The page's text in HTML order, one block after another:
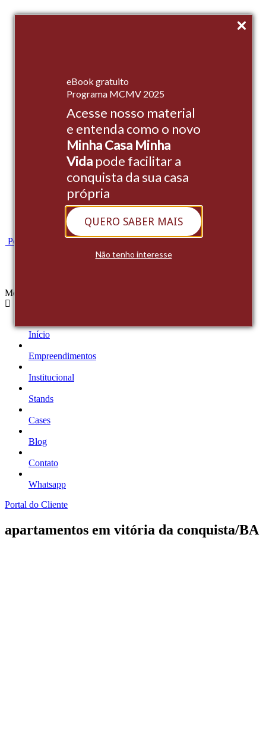
eBook gratuito
Programa MCMV 2025
Acesse nosso material
e entenda como o novo
Minha Casa Minha
Vidapode facilitar a
conquista da sua casa
própria
QUERO SABER MAIS
Não tenho interesse
Empreendimentos
Institucional
Portal do Cliente
Menu
Início
Empreendimentos
Institucional
Stands
Cases
Blog
Contato
Whatsapp
Portal do Cliente
apartamentos em vitória da conquista/BA